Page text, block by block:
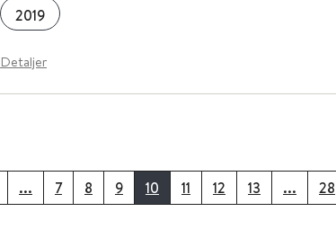
2019
Detaljer
... 7 8 9 10 11 12 13 ... 28